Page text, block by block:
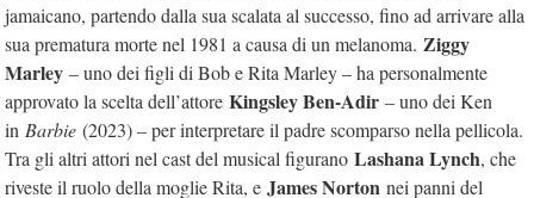
jamaicano, partendo dalla sua scalata al successo, fino ad arrivare alla
sua prematura morte nel 1981 a causa di un melanoma. Ziggy
Marley – uno dei figli di Bob e Rita Marley – ha personalmente
approvato la scelta dell’attore Kingsley Ben-Adir – uno dei Ken
in Barbie (2023) – per interpretare il padre scomparso nella pellicola.
Tra gli altri attori nel cast del musical figurano Lashana Lynch, che
riveste il ruolo della moglie Rita, e James Norton nei panni del